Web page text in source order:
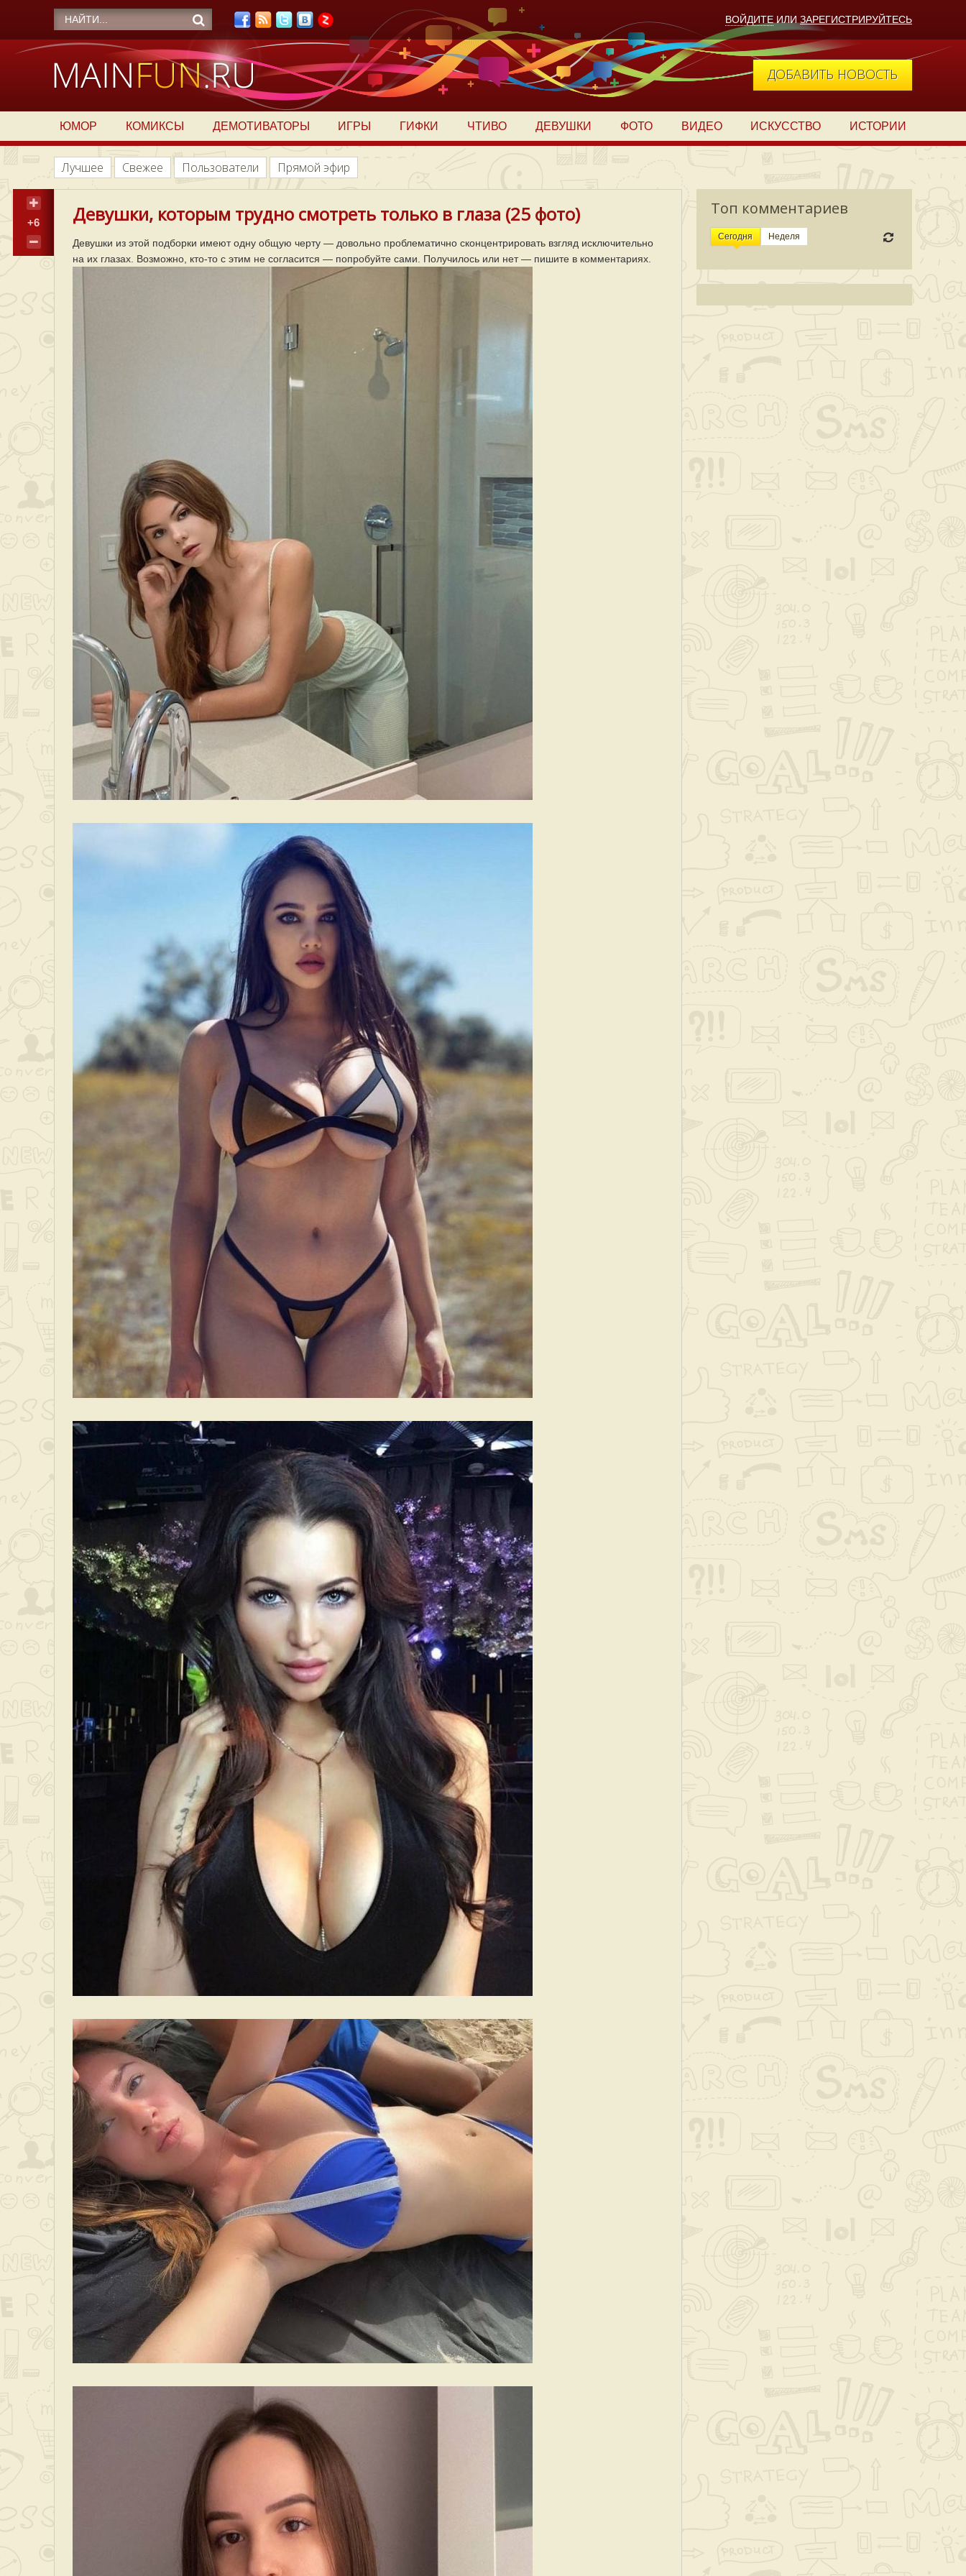
ВОЙДИТЕ ИЛИ ЗАРЕГИСТРИРУЙТЕСЬ
ДОБАВИТЬ НОВОСТЬ
ЮМОР КОМИКСЫ ДЕМОТИВАТОРЫ ИГРЫ ГИФКИ ЧТИВО ДЕВУШКИ ФОТО ВИДЕО ИСКУССТВО ИСТОРИИ
Лучшее Свежее Пользователи Прямой эфир
Топ комментариев
Сегодня Неделя
+6 Девушки, которым трудно смотреть только в глаза (25 фото)
Девушки из этой подборки имеют одну общую черту — довольно проблематично сконцентрировать взгляд исключительно
на их глазах. Возможно, кто-то с этим не согласится — попробуйте сами. Получилось или нет — пишите в комментариях.